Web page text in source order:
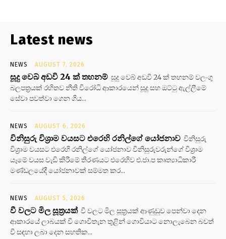
Latest news
NEWS AUGUST 7, 2026
සූදු වෙබ් අඩවි 24 ක් තහනම් සූදු වෙබ් අඩවි 24 ක් තහනම් වලංගු
බලපත්‍රයක් රහිතව නීති විරෝධි ආකාරයෙන් සූදු සහ ඔට්ටු ඇල්ලීමේ
සේවා පවත්වා ගෙන ගිය...
NEWS AUGUST 6, 2026
විනිසුරු විශ්‍රාම වයසට එරෙහි රනිල්ගේ යෝජනාව විනිසුරු
විශ්‍රාම වයසට එරෙහි රනිල්ගේ යෝජනාව විනිසුරුවරුන්ගේ විශ්‍රාම
යෑමේ වයස වැඩි කිරීමේ තීරණයට එරෙහිව එ.ජා.ප කෘත්‍යාධිකාරී
මණ්ඩලයේදී යෝජනාවක් සම්මත කර...
NEWS AUGUST 5, 2026
වී වලට මිල සූත්‍රයක් වී වලට මිල සූත්‍රයක් ආණුඩුව පෙන්වා දෙන
ආකාරයේ ලාබයක් වී ගොවිතැන තුළින් ගොවියාට නොලැබෙන බවත්
වී සඳහා ලබා දෙන සහතික...